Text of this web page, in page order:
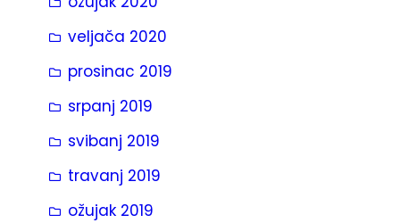
veljača 2020
prosinac 2019
srpanj 2019
svibanj 2019
travanj 2019
ožujak 2019